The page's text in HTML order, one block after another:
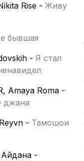
Rise - Живу
бывшая
- Я стал
Amaya Roma -
джана
- Тамошои
-